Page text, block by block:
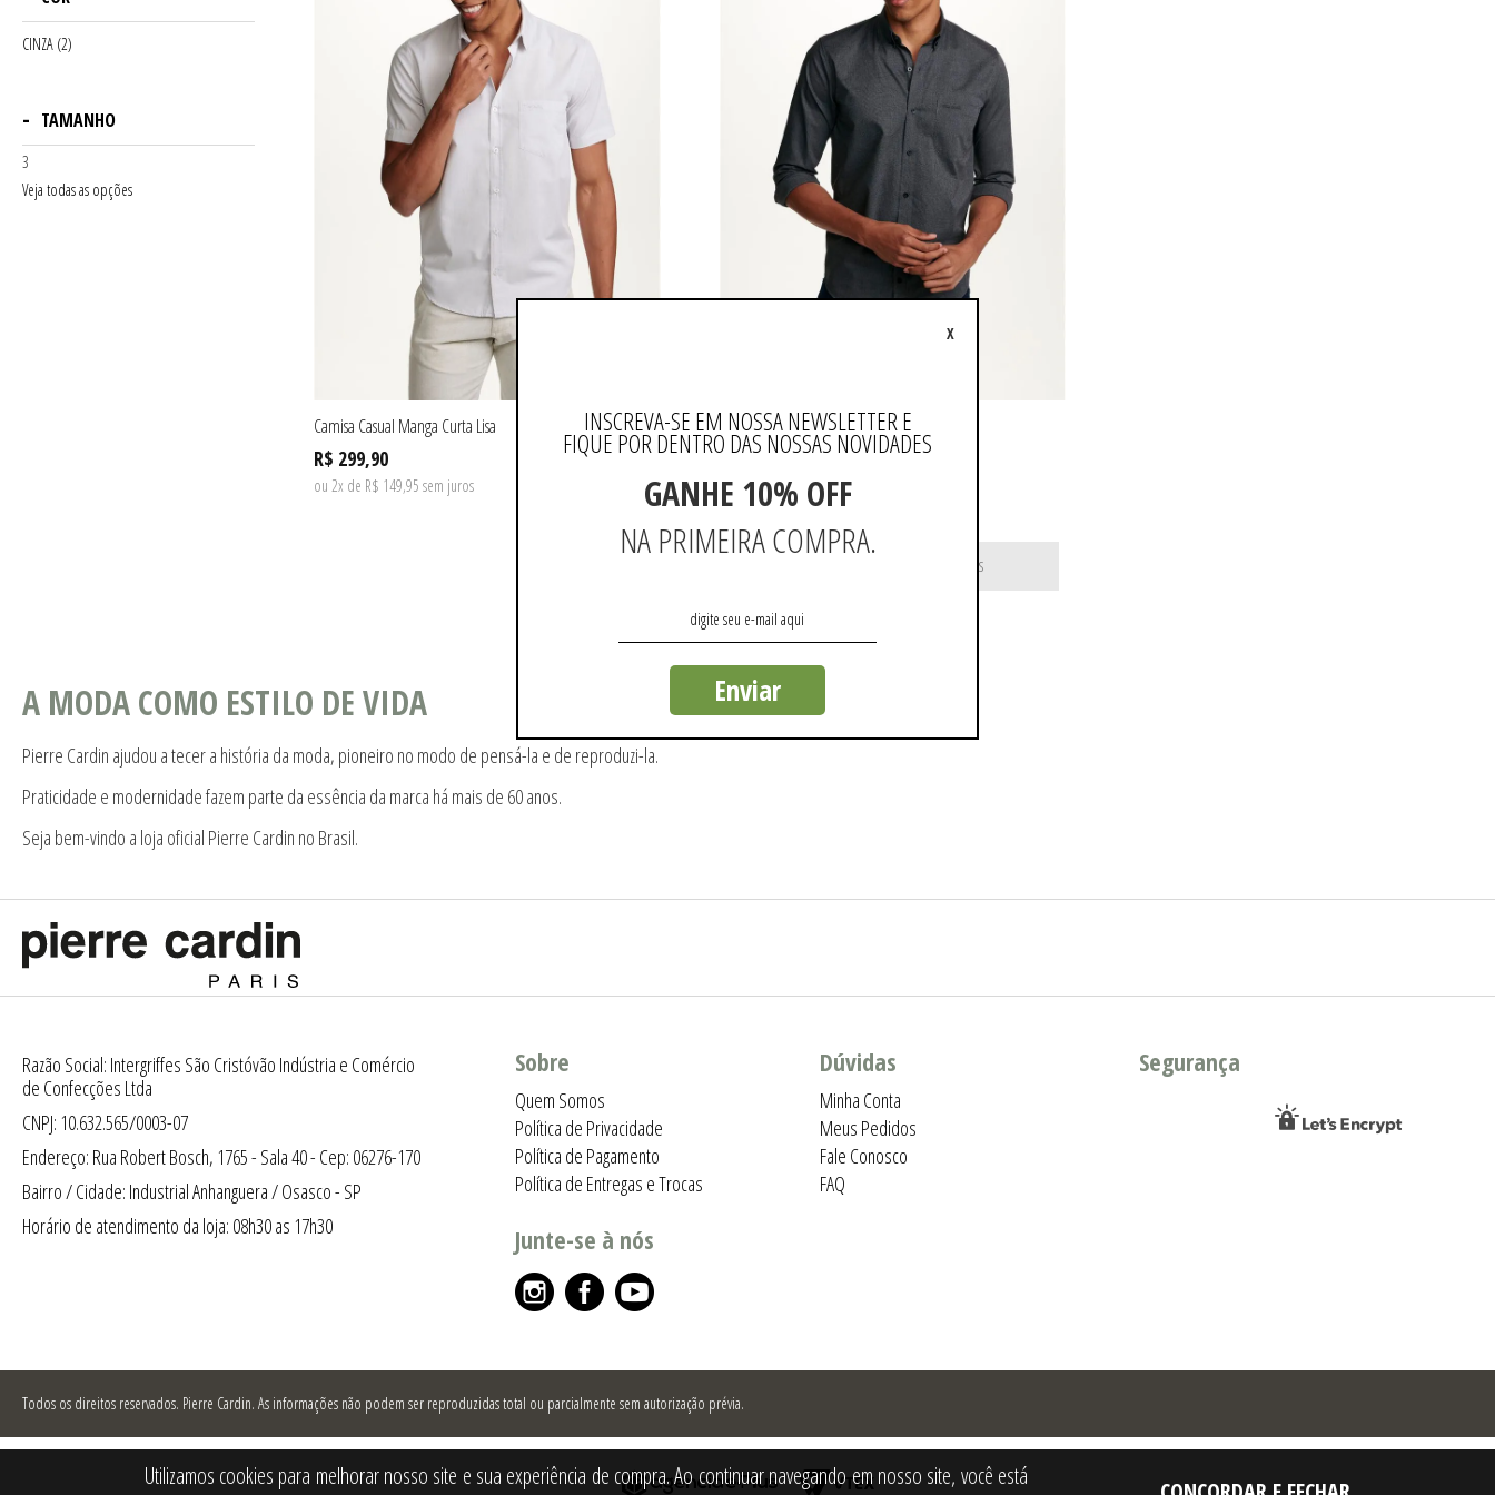
CINZA (2)
TAMANHO
3
Veja todas as opções
Camisa Casual Manga Curta Lisa
R$ 299,90
ou 2x de R$ 149,95 sem juros
Camisa Clássica Manga Longa Falso Liso
R$ 379,90
ou 3x de R$ 126,63 sem juros
Não existem mais resultados
Utilizamos cookies para melhorar nosso site e sua experiência de compra. Ao continuar navegando em nosso site, você está
A MODA COMO ESTILO DE VIDA
Pierre Cardin ajudou a tecer a história da moda, pioneiro no modo de pensá-la e de reproduzi-la.
Praticidade e modernidade fazem parte da essência da marca há mais de 60 anos.
Seja bem-vindo a loja oficial Pierre Cardin no Brasil.
Razão Social: Intergriffes São Cristóvão Indústria e Comércio
de Confecções Ltda
CNPJ: 10.632.565/0003-07
Endereço: Rua Robert Bosch, 1765 - Sala 40 - Cep: 06276-170
Bairro / Cidade: Industrial Anhanguera / Osasco - SP
Horário de atendimento da loja: 08h30 as 17h30
Sobre
Quem Somos
Política de Privacidade
Política de Pagamento
Política de Entregas e Trocas
Junte-se à nós
Dúvidas
Minha Conta
Meus Pedidos
Fale Conosco
FAQ
Segurança
Todos os direitos reservados. Pierre Cardin. As informações não podem ser reproduzidas total ou parcialmente sem autorização prévia.
INSCREVA-SE EM NOSSA NEWSLETTER E
FIQUE POR DENTRO DAS NOSSAS NOVIDADES
GANHE 10% OFF
NA PRIMEIRA COMPRA.
Enviar
X